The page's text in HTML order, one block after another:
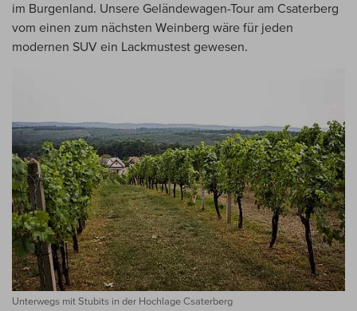
im Burgenland. Unsere Geländewagen-Tour am Csaterberg
vom einen zum nächsten Weinberg wäre für jeden
modernen SUV ein Lackmustest gewesen.
Unterwegs mit Stubits in der Hochlage Csaterberg